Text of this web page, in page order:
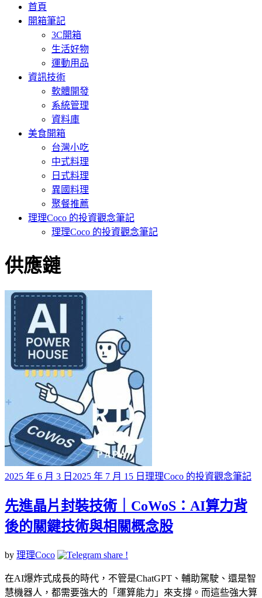
首頁
開箱筆記
3C開箱
生活好物
運動用品
資訊技術
軟體開發
系統管理
資料庫
美食開箱
台灣小吃
中式料理
日式料理
異國料理
聚餐推薦
理理Coco 的投資觀念筆記
理理Coco 的投資觀念筆記
標籤
:
供應鏈
Posted
on
2025 年 6 月 3 日 2025 年 7 月 15 日 理理Coco 的投資觀念筆記
先進晶片封裝技術｜CoWoS：AI算力背
後的關鍵技術與相關概念股
by 理理Coco
在AI爆炸式成長的時代，不管是ChatGPT、輔助駕駛、還是智
慧機器人，都需要強大的「運算能力」來支撐。而這些強大算